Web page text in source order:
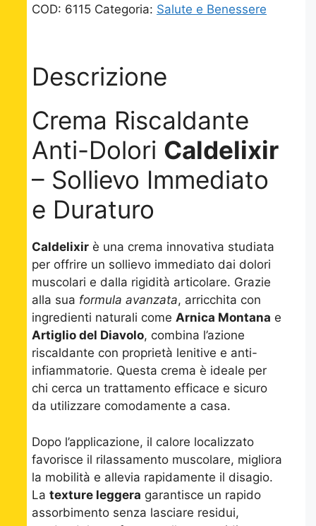
COD: 6115 Categoria: Salute e Benessere
Descrizione
Crema Riscaldante
Anti-Dolori Caldelixir
– Sollievo Immediato
e Duraturo
Caldelixir è una crema innovativa studiata
per offrire un sollievo immediato dai dolori
muscolari e dalla rigidità articolare. Grazie
alla sua formula avanzata, arricchita con
ingredienti naturali come Arnica Montana e
Artiglio del Diavolo, combina l’azione
riscaldante con proprietà lenitive e anti-
infiammatorie. Questa crema è ideale per
chi cerca un trattamento efficace e sicuro
da utilizzare comodamente a casa.
Dopo l’applicazione, il calore localizzato
favorisce il rilassamento muscolare, migliora
la mobilità e allevia rapidamente il disagio.
La texture leggera garantisce un rapido
assorbimento senza lasciare residui,